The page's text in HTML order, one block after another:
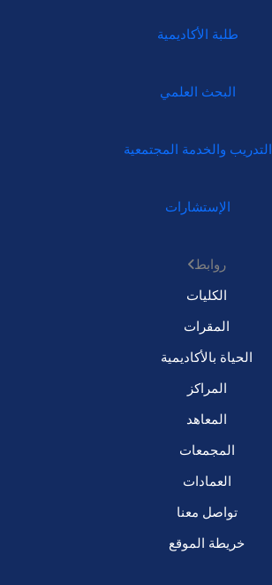
طلبة الأكاديمية
البحث العلمي
التدريب والخدمة المجتمعية
الإستشارات
روابط
الكليات
المقرات
الحياة بالأكاديمية
المراكز
المعاهد
المجمعات
العمادات
تواصل معنا
خريطة الموقع